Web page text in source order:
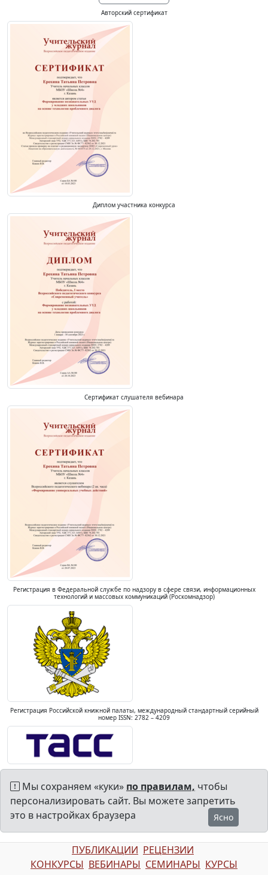
Авторский сертификат
Диплом участника конкурса
Сертификат слушателя вебинара
Регистрация в Федеральной службе по надзору в сфере связи, информационных
технологий и массовых коммуникаций (Роскомнадзор)
Регистрация Российской книжной палаты, международный стандартный серийный
номер ISSN: 2782 – 4209
Мы сохраняем «куки» по правилам, чтобы
персонализировать сайт. Вы можете запретить
это в настройках браузера
Ясно
ПУБЛИКАЦИИ РЕЦЕНЗИИ
КОНКУРСЫ ВЕБИНАРЫ СЕМИНАРЫ КУРСЫ